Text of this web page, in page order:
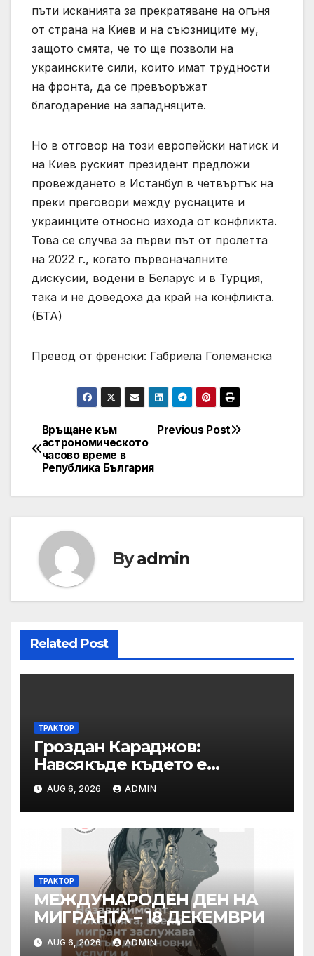
пъти исканията за прекратяване на огъня
от страна на Киев и на съюзниците му,
защото смята, че то ще позволи на
украинските сили, които имат трудности
на фронта, да се превъоръжат
благодарение на западняците.
Но в отговор на този европейски натиск и
на Киев руският президент предложи
провеждането в Истанбул в четвъртък на
преки преговори между руснаците и
украинците относно изхода от конфликта.
Това се случва за първи път от пролетта
на 2022 г., когато първоначалните
дискусии, водени в Беларус и в Турция,
така и не доведоха да край на конфликта.
(БТА)
Превод от френски: Габриела Големанска
Post
navigation
Previous Post
Връщане към
астрономическото
часово време в
Република България
Byadmin
Related Post
ТРАКТОР
Гроздан Караджов:
Навсякъде където е
възможна човешка грешка
в железницата, трябва да
има система за вторичен
контрол
AUG 6, 2026 ADMIN
ТРАКТОР
МЕЖДУНАРОДЕН ДЕН НА
МИГРАНТА – 18 ДЕКЕМВРИ
AUG 6, 2026 ADMIN